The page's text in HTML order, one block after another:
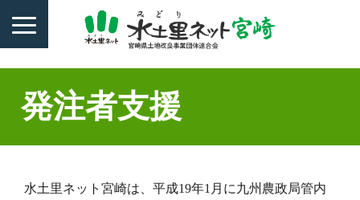
発注者支援
水土里ネット宮崎は、平成19年1月に九州農政局管内